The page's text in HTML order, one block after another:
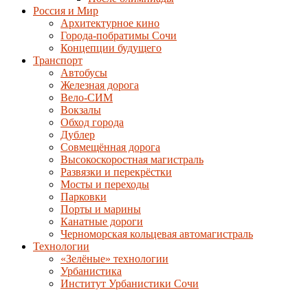
Россия и Мир
Архитектурное кино
Города-побратимы Сочи
Концепции будущего
Транспорт
Автобусы
Железная дорога
Вело-СИМ
Вокзалы
Обход города
Дублер
Совмещённая дорога
Высокоскоростная магистраль
Развязки и перекрёстки
Мосты и переходы
Парковки
Порты и марины
Канатные дороги
Черноморская кольцевая автомагистраль
Технологии
«Зелёные» технологии
Урбанистика
Институт Урбанистики Сочи